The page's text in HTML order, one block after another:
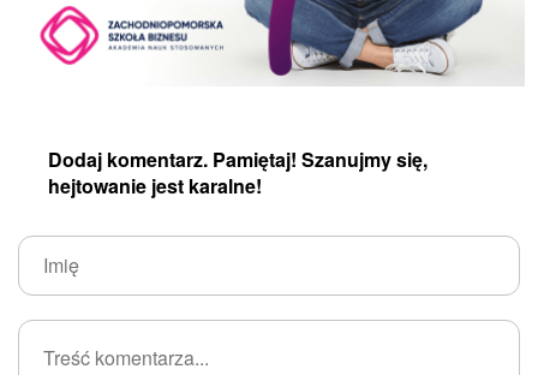
Dodaj komentarz. Pamiętaj! Szanujmy się,
hejtowanie jest karalne!